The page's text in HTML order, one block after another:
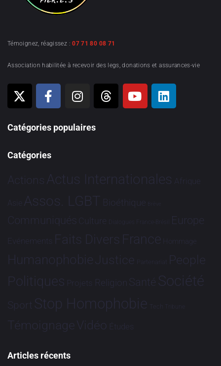
Témoignez, réagissez :07 71 80 08 71
Association habilitée à recevoir des legs, donations et assurances-vie
Catégories populaires
Catégories
Actions Actus Internationales Afrique
Asie Assos. LGBT Bioéthique Brève
Communiqués Culture Dialogues France-Brésil Europe
Evénements Faits Divers France Hommage
HumanophobieJustice Partenariat People
Politiques Projets Religion Santé Société
Sport Stop Homophobie Tech Tribune
TémoignageVidéo Études
Articles récents